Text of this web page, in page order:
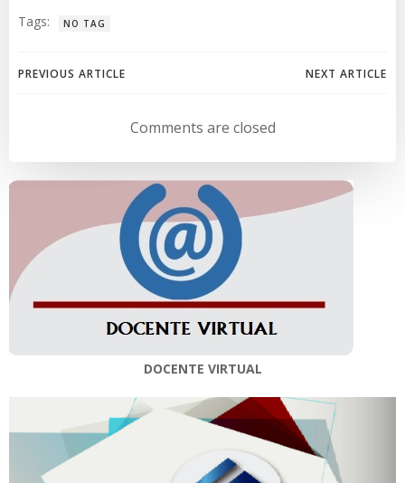
Tags: NO TAG
Navegación
entradas
PREVIOUS ARTICLE
Navegación
de
entradas
NEXT ARTICLE
Comments are closed
DOCENTE VIRTUAL